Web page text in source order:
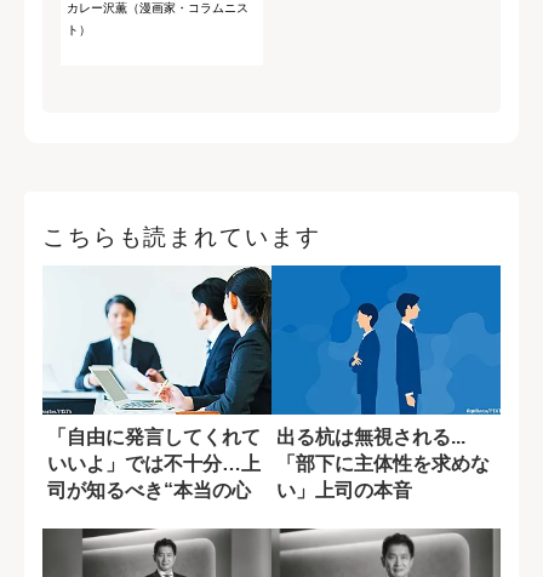
カレー沢薫（漫画家・コラムニス
ト）
こちらも読まれています
「自由に発言してくれて
いいよ」では不十分…上
司が知るべき“本当の心
出る杭は無視される...
「部下に主体性を求めな
い」上司の本音